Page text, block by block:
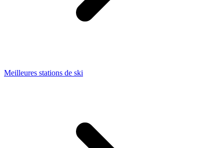
Meilleures stations de ski